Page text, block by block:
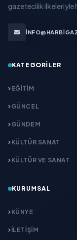
gazetecilik ilkeleriyle
KATEGORILER
EĞITIM
GÜNCEL
GÜNDEM
KÜLTÜR SANAT
KÜLTÜR VE SANAT
KURUMSAL
KÜNYE
İLETIŞIM